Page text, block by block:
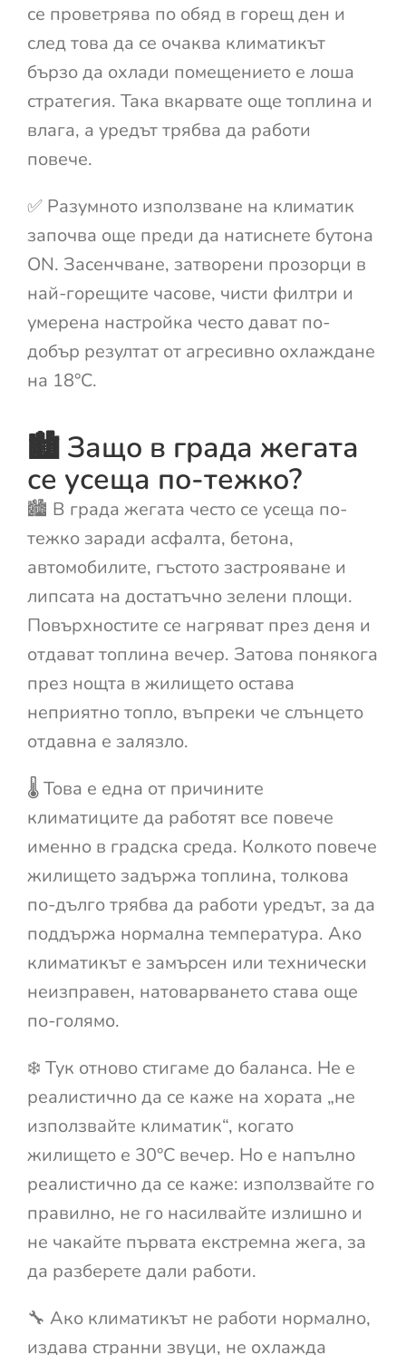
се проветрява по обяд в горещ ден и
след това да се очаква климатикът
бързо да охлади помещението е лоша
стратегия. Така вкарвате още топлина и
влага, а уредът трябва да работи
повече.
✅ Разумното използване на климатик
започва още преди да натиснете бутона
ON. Засенчване, затворени прозорци в
най-горещите часове, чисти филтри и
умерена настройка често дават по-
добър резултат от агресивно охлаждане
на 18°C.
🏙️ Защо в града жегата
се усеща по-тежко?
🏙️ В града жегата често се усеща по-
тежко заради асфалта, бетона,
автомобилите, гъстото застрояване и
липсата на достатъчно зелени площи.
Повърхностите се нагряват през деня и
отдават топлина вечер. Затова понякога
през нощта в жилището остава
неприятно топло, въпреки че слънцето
отдавна е залязло.
🌡️ Това е една от причините
климатиците да работят все повече
именно в градска среда. Колкото повече
жилището задържа топлина, толкова
по-дълго трябва да работи уредът, за да
поддържа нормална температура. Ако
климатикът е замърсен или технически
неизправен, натоварването става още
по-голямо.
❄️ Тук отново стигаме до баланса. Не е
реалистично да се каже на хората „не
използвайте климатик“, когато
жилището е 30°C вечер. Но е напълно
реалистично да се каже: използвайте го
правилно, не го насилвайте излишно и
не чакайте първата екстремна жега, за
да разберете дали работи.
🔧 Ако климатикът не работи нормално,
издава странни звуци, не охлажда